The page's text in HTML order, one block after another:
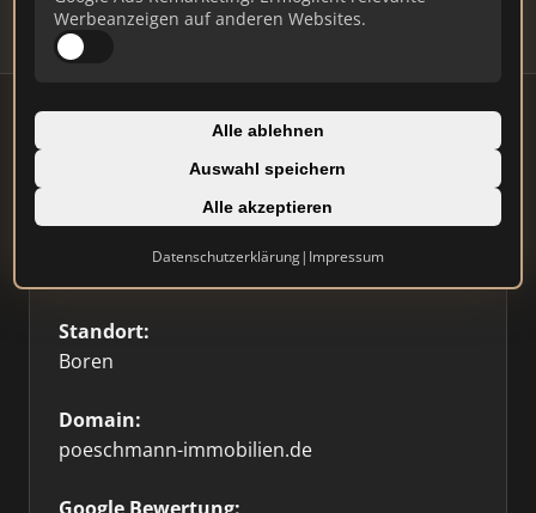
Werbeanzeigen auf anderen Websites.
Alle ablehnen
Auswahl speichern
Alle akzeptieren
Datenschutzerklärung| Impressum
Standort:
Boren
Domain:
poeschmann-immobilien.de